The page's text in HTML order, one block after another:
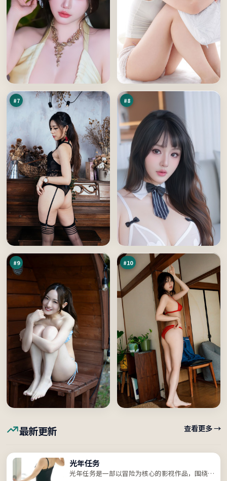
#7
光
界万
#8
银
翼
默
示
录
92
万
#9
零
号
代
码万
#10
最
后
信
90
万
最新更新 查看更多 →
光年任务
光年任务是一部以冒险为核心的影视作品，围绕危